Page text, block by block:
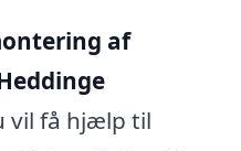
af
vil få hjælp til